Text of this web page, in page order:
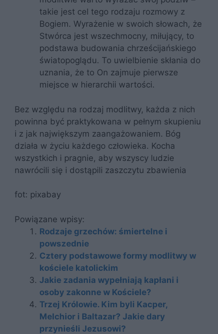
takie jest cel tego rodzaju rozmowy z
Bogiem. Wyrażenie w swoich słowach, że
Stwórca jest wszechmocny, miłujący, to
podstawa budowania chrześcijańskiego
światopoglądu. To uwielbienie skłania do
uznania, że to On zajmuje pierwsze
miejsce w hierarchii wartości.
Bez względu na rodzaj modlitwy, każda z nich
powinna być praktykowana w pełnym skupieniu
i z jak największym zaangażowaniem. Bóg
działa w życiu każdego człowieka. Kocha
wszystkich i pragnie, aby wszyscy ludzie
nawrócili się i dostąpili zaszczytu zbawienia
fot: pixabay
Powiązane wpisy:
Rodzaje grzechów: śmiertelne i
powszednie
Cztery podstawowe formy modlitwy w
kościele katolickim
Jakie zadania wypełniają kapłani i
osoby zakonne w Kościele?
Trzej Królowie. Kim byli Kacper,
Melchior i Baltazar? Jakie dary
przynieśli Jezusowi?